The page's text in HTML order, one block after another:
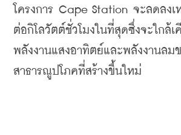
โครงการ Cape Station จะลดลงเ
ต่อกิโลวัตต์ชั่วโมงในที่สุดซึ่งจะใกล้เ
พลังงานแสงอาทิตย์และพลังงานลม
สาธารณูปโภคที่สร้างขึ้นใหม่